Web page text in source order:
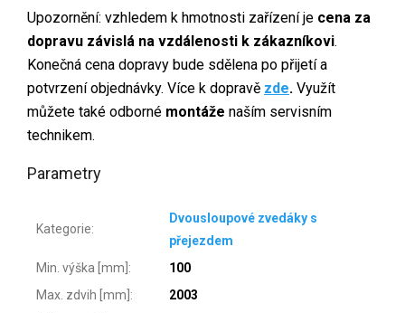
Upozornění: vzhledem k hmotnosti zařízení je cena za
dopravu závislá na vzdálenosti k zákazníkovi.
Konečná cena dopravy bude sdělena po přijetí a
potvrzení objednávky. Více k dopravě zde. Využít
můžete také odborné montáže naším servisním
technikem.
Parametry
Kategorie:
Dvousloupové zvedáky s
přejezdem
Min. výška [mm]:
100
Max. zdvih [mm]:
2003